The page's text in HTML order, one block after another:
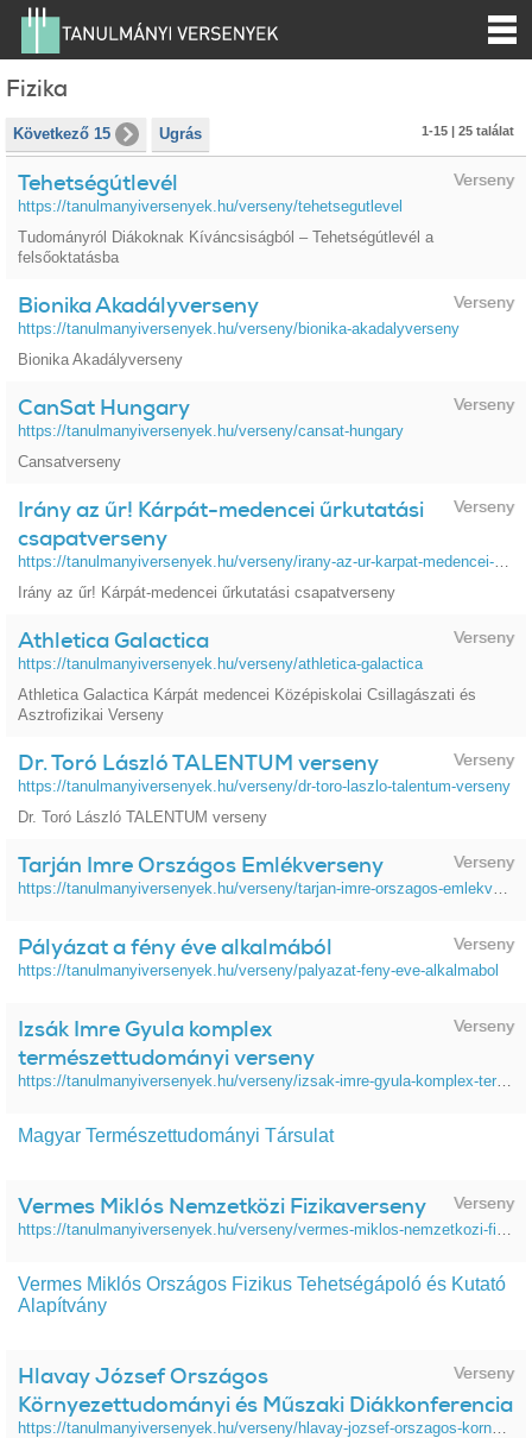
Fizika
Következő 15 Ugrás 1-15 | 25 találat
Verseny
Tehetségútlevél
https://tanulmanyiversenyek.hu/verseny/tehetsegutlevel
Tudományról Diákoknak Kíváncsiságból – Tehetségútlevél a
felsőoktatásba
Verseny
Bionika Akadályverseny
https://tanulmanyiversenyek.hu/verseny/bionika-akadalyverseny
Bionika Akadályverseny
Verseny
CanSat Hungary
https://tanulmanyiversenyek.hu/verseny/cansat-hungary
Cansatverseny
Verseny
Irány az űr! Kárpát-medencei űrkutatási
csapatverseny
https://tanulmanyiversenyek.hu/verseny/irany-az-ur-karpat-medencei-urkutatasi-csapatverseny
Irány az űr! Kárpát-medencei űrkutatási csapatverseny
Verseny
Athletica Galactica
https://tanulmanyiversenyek.hu/verseny/athletica-galactica
Athletica Galactica Kárpát medencei Középiskolai Csillagászati és
Asztrofizikai Verseny
Verseny
Dr. Toró László TALENTUM verseny
https://tanulmanyiversenyek.hu/verseny/dr-toro-laszlo-talentum-verseny
Dr. Toró László TALENTUM verseny
Verseny
Tarján Imre Országos Emlékverseny
https://tanulmanyiversenyek.hu/verseny/tarjan-imre-orszagos-emlekverseny
Verseny
Pályázat a fény éve alkalmából
https://tanulmanyiversenyek.hu/verseny/palyazat-feny-eve-alkalmabol
Verseny
Izsák Imre Gyula komplex
természettudományi verseny
https://tanulmanyiversenyek.hu/verseny/izsak-imre-gyula-komplex-termeszettudomanyi-verseny
Magyar Természettudományi Társulat
Verseny
Vermes Miklós Nemzetközi Fizikaverseny
https://tanulmanyiversenyek.hu/verseny/vermes-miklos-nemzetkozi-fizikaverseny
Vermes Miklós Országos Fizikus Tehetségápoló és Kutató
Alapítvány
Verseny
Hlavay József Országos
Környezettudományi és Műszaki Diákkonferencia
https://tanulmanyiversenyek.hu/verseny/hlavay-jozsef-orszagos-kornyezettudomanyi-es-muszaki-diakkonferencia